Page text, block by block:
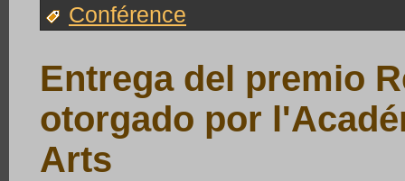
Conférence
Entrega del premio
otorgado por
Arts